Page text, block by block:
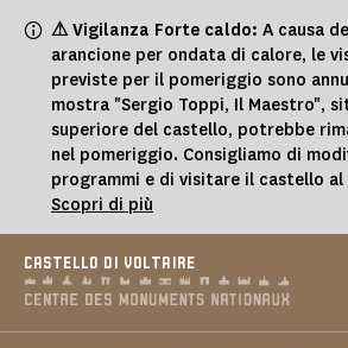
⚠ Vigilanza Forte caldo: A causa
arancione per ondata di calore, le
previste per il pomeriggio sono
mostra "Sergio Toppi, Il Maestro",
superiore del castello, potrebbe
nel pomeriggio. Consigliamo di
programmi e di visitare il castello
Scopri di più
CASTELLO DI VOLTAIRE